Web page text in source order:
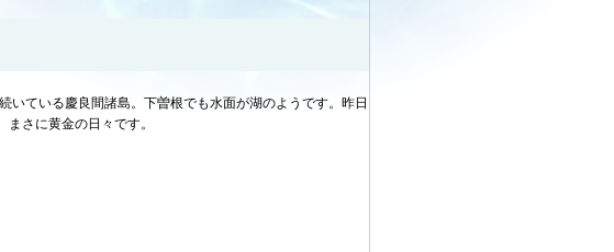
いている慶良間諸島。下曽根でも水面が湖のようです。昨日
さに黄金の日々です。